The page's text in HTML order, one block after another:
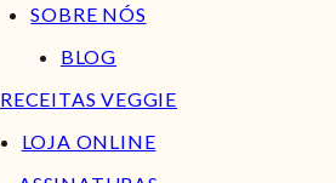
SOBRE NÓS
BLOG
RECEITAS VEGGIE
LOJA ONLINE